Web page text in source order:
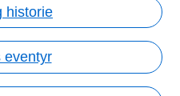
historie
eventyr